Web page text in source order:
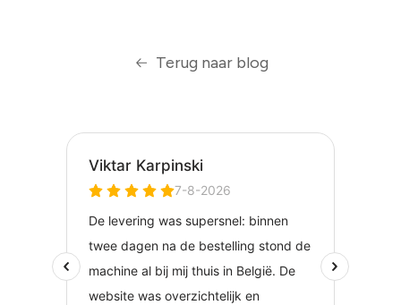
Terug naar blog